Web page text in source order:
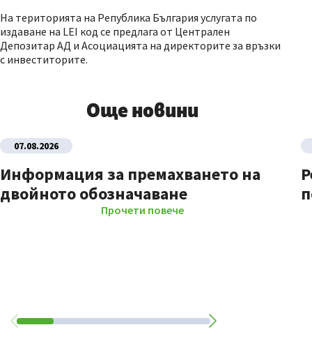
На територията на Република България услугата по
издаване на LEI код се предлага от Централен
Депозитар АД и Асоциацията на директорите за връзки
с инвеститорите.
Още новини
07.08.2026
Информация за премахването на
двойното обозначаване
Прочети повече